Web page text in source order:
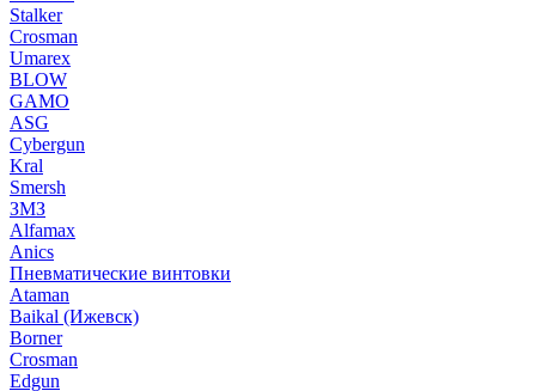
Stalker
Crosman
Umarex
BLOW
GAMO
ASG
Cybergun
Kral
Smersh
ЗМЗ
Alfamax
Anics
Пневматические винтовки
Ataman
Baikal (Ижевск)
Borner
Crosman
Edgun